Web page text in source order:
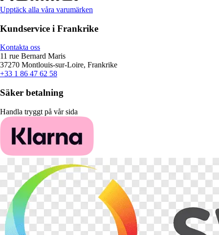
Upptäck alla våra varumärken
Kundservice i Frankrike
Kontakta oss
11 rue Bernard Maris
37270 Montlouis-sur-Loire, Frankrike
+33 1 86 47 62 58
Säker betalning
Handla tryggt på vår sida